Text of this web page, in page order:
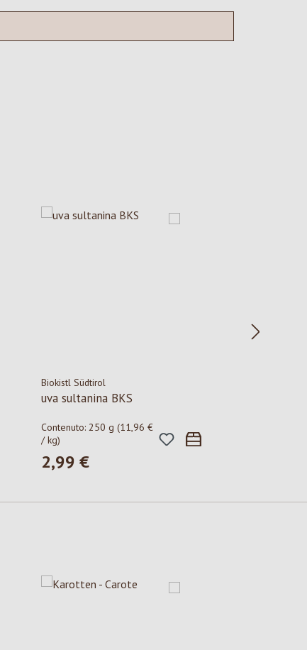
Biokistl Südtirol
uva sultanina BKS
Contenuto: 250 g (11,96 €
/ kg)
Prezzo normale:
2,99 €